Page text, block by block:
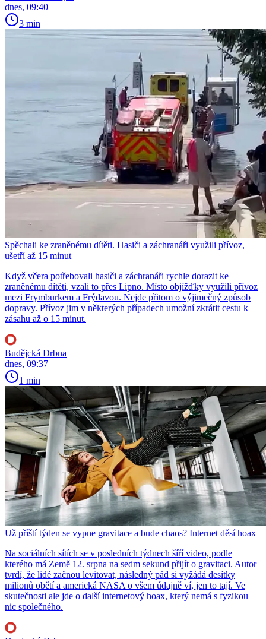
dnes, 09:40
3 min
Spěchali ke zraněnému dítěti. Hasiči a záchranáři využili přívoz,
ušetří až 15 minut
Když včera potřebovali hasiči a záchranáři rychle dorazit ke
zraněnému dítěti, vzali to přes Lipno. Místo objížďky využili přívoz
mezi Frymburkem a Frýdavou. Nejde přitom o výjimečný způsob
dopravy. Přívoz jim v některých případech umožní zkrátit cestu k
zásahu až o 15 minut.
Budějcká Drbna
dnes, 09:37
1 min
Už příští týden se vypne gravitace a bude chaos? Internet děsí hoax
Na sociálních sítích se v posledních týdnech šíří video, podle
kterého má Země 12. srpna na sedm sekund přijít o gravitaci. Autor
tvrdí, že lidé začnou levitovat, následný pád si vyžádá desítky
milionů obětí a americká NASA o všem údajně ví, jen to tají. Ve
skutečnosti ale jde o další internetový hoax, který nemá s fyzikou
nic společného.